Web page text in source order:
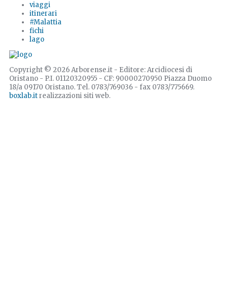
viaggi
itinerari
#Malattia
fichi
lago
Copyright © 2026 Arborense.it - Editore: Arcidiocesi di
Oristano - P.I. 01120320955 - CF: 90000270950 Piazza Duomo
18/a 09170 Oristano. Tel. 0783/769036 - fax 0783/775669.
boxlab.itrealizzazioni siti web.